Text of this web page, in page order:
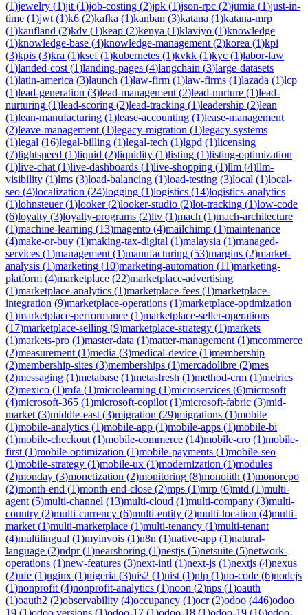
(1)jewelry (1)jit (1)job-costing (2)jpk (1)json-rpc (2)jumia (1)just-in-
time (1)jwt (1)k6 (2)kafka (1)kanban (3)katana (1)katana-mrp
(1)kaufland (2)kdv (1)keap (2)kenya (1)klaviyo (1)knowledge
(1)knowledge-base (4)knowledge-management (2)korea (1)kpi
(3)kpis (3)kra (1)ksef(1)kubernetes (1)kvkk (1)kyc (1)labor-law
(1)landed-cost (1)landing-pages (4)langchain (3)large-datasets
(1)latin-america (3)launch (1)law-firm (1)law-firms (1)lazada (1)lcp
(1)lead-generation (3)lead-management (2)lead-nurture (1)lead-
nurturing (1)lead-scoring (2)lead-tracking (1)leadership (2)lean
(1)lean-manufacturing (1)lease-accounting (1)lease-management
(2)leave-management (1)legacy-migration (1)legacy-systems
(1)legal (16)legal-billing (1)legal-tech (1)lgpd (1)licensing
(7)lightspeed (1)liquid (2)liquidity (1)listing (1)listing-optimization
(1)live-chat (1)live-dashboards (1)live-shopping (1)llm (4)llm-
visibility (1)lms (3)load-balancing (1)load-testing (3)local (1)local-
seo (4)localization (24)logging (1)logistics (14)logistics-analytics
(1)lohnsteuer(1)looker(2)looker-studio (2)lot-tracking (1)low-code
(6)loyalty (3)loyalty-programs (2)ltv (1)mach (1)mach-architecture
(1)machine-learning (13)magento (4)mailchimp (1)maintenance
(4)make-or-buy (1)making-tax-digital (1)malaysia (1)managed-
services (1)management (1)manufacturing (53)margins (2)market-
analysis (1)marketing (10)marketing-automation (11)marketing-
platform (4)marketplace (22)marketplace-advertising
(1)marketplace-analytics (1)marketplace-fees (1)marketplace-
integration (9)marketplace-operations (1)marketplace-optimization
(1)marketplace-performance (1)marketplace-seller-operations
(17)marketplace-selling (9)marketplace-strategy (1)markets
(1)markets-pro (1)master-data (1)matter-management (1)mcommerce
(2)measurement (1)media (3)medical-device (1)membership
(2)membership-sites (3)memberships (1)mercadolibre (2)mes
(2)messaging (1)metabase (1)metasfresh (1)method-crm (1)metrics
(2)mexico (1)mfa (1)microlearning (1)microservices (6)microsoft
(4)microsoft-365 (1)microsoft-copilot (1)microsoft-fabric (3)mid-
market (3)middle-east (3)migration (29)migrations (1)mobile
(1)mobile-analytics (1)mobile-app (1)mobile-apps (1)mobile-bi
(1)mobile-checkout (1)mobile-commerce (14)mobile-cro (1)mobile-
first (1)mobile-optimization (1)mobile-payments (1)mobile-seo
(1)mobile-strategy (1)mobile-ux (1)modernization (1)modules
(2)monday (3)monetization (2)monitoring (8)monolith (1)monorepo
(2)month-end (1)month-end-close (2)mps (1)mrp (6)mtd (1)multi-
agent (5)multi-channel (13)multi-cloud (1)multi-company (3)multi-
country (2)multi-currency (6)multi-entity (2)multi-location (4)multi-
market (1)multi-marketplace (1)multi-tenancy (1)multi-tenant
(4)multilingual (1)myinvois (1)n8n (1)native-app (1)natural-
language (2)ndpr(1)nearshoring (1)nestjs (5)netsuite (5)network-
operations (1)new-features (3)next-intl (1)next-js (1)nextjs (4)nexus
(2)nfe (1)nginx (1)nigeria (3)nis2 (1)nist (1)nlp (1)no-code (6)nodejs
(1)nonprofit (4)nonprofit-analytics (1)noon (2)nps (1)oauth
(1)oauth2 (2)observability (4)occupancy (1)ocr(2)odoo (446)odoo
19 (1)odoo versions (1)odoo-17 (1)odoo-18 (1)odoo-19 (16)odoo-